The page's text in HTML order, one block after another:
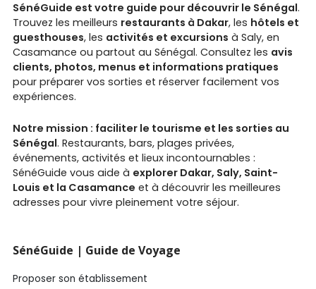
SénéGuide est votre guide pour découvrir le Sénégal.
Trouvez les meilleurs restaurants à Dakar, les hôtels et
guesthouses, les activités et excursions à Saly, en
Casamance ou partout au Sénégal. Consultez les avis
clients, photos, menus et informations pratiques
pour préparer vos sorties et réserver facilement vos
expériences.
Notre mission : faciliter le tourisme et les sorties au
Sénégal. Restaurants, bars, plages privées,
événements, activités et lieux incontournables :
SénéGuide vous aide à explorer Dakar, Saly, Saint-
Louis et la Casamance et à découvrir les meilleures
adresses pour vivre pleinement votre séjour.
SénéGuide | Guide de Voyage
Proposer son établissement